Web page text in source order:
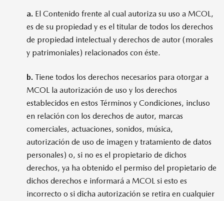
a. El Contenido frente al cual autoriza su uso a MCOL,
es de su propiedad y es el titular de todos los derechos
de propiedad intelectual y derechos de autor (morales
y patrimoniales) relacionados con éste.
b. Tiene todos los derechos necesarios para otorgar a
MCOL la autorización de uso y los derechos
establecidos en estos Términos y Condiciones, incluso
en relación con los derechos de autor, marcas
comerciales, actuaciones, sonidos, música,
autorización de uso de imagen y tratamiento de datos
personales) o, si no es el propietario de dichos
derechos, ya ha obtenido el permiso del propietario de
dichos derechos e informará a MCOL si esto es
incorrecto o si dicha autorización se retira en cualquier